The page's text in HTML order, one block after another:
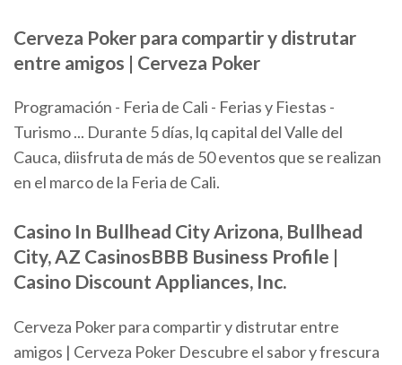
Cerveza Poker para compartir y distrutar
entre amigos | Cerveza Poker
Programación - Feria de Cali - Ferias y Fiestas -
Turismo ... Durante 5 días, lq capital del Valle del
Cauca, diisfruta de más de 50 eventos que se realizan
en el marco de la Feria de Cali.
Casino In Bullhead City Arizona, Bullhead
City, AZ CasinosBBB Business Profile |
Casino Discount Appliances, Inc.
Cerveza Poker para compartir y distrutar entre
amigos | Cerveza Poker Descubre el sabor y frescura